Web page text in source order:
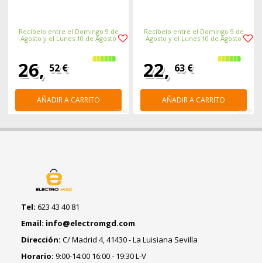
Recíbelo entre el Domingo 9 de
Agosto y el Lunes 10 de Agosto
26, 52 €
AÑADIR A CARRITO
367362
Recíbelo entre el Domingo 9 de
Agosto y el Lunes 10 de Agosto
22, 63 €
AÑADIR A CARRITO
367359
Tel: 623 43 40 81
Email: info@electromgd.com
Dirección: C/ Madrid 4, 41430 - La Luisiana Sevilla
Horario: 9:00-14:00 16:00 - 19:30 L-V